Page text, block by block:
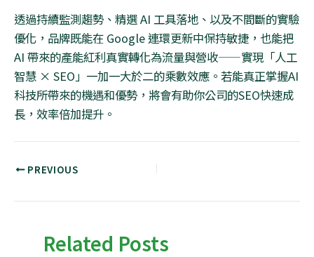
透過持續監測趨勢、精選AI 工具落地、以及不間斷的實驗
優化，品牌既能在 Google連環更新中保持敏捷，也能把
AI 帶來的產能紅利真實轉化為流量與營收——實現「人工
智慧 × SEO」一加一大於二的乘數效應。若能真正掌握AI
科技所帶來的機遇和優勢，將會有助你公司的SEO快速成
長，效率倍加提升。
PREVIOUS
Related Posts